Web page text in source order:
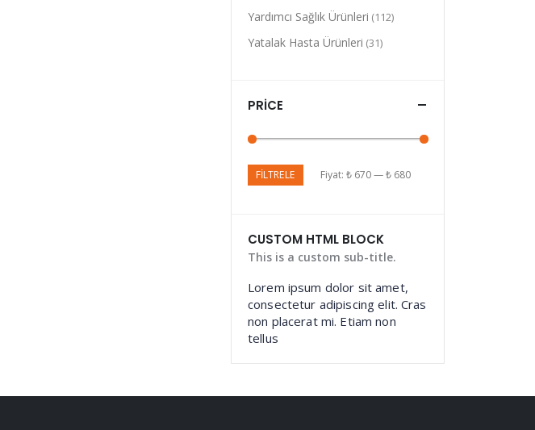
Yardımcı Sağlık Ürünleri (112)
Yatalak Hasta Ürünleri (31)
PRICE
FILTRELE Fiyat: ₺ 670—₺ 680
CUSTOM HTML BLOCK
This is a custom sub-title.
Lorem ipsum dolor sit amet,
consectetur adipiscing elit. Cras
non placerat mi. Etiam non
tellus